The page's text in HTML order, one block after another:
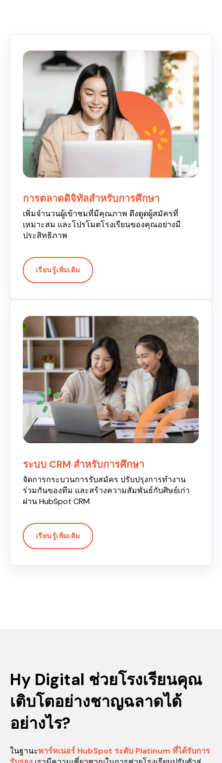
การตลาดดิจิทัลสำหรับการศึกษา
เพิ่มจำนวนผู้เข้าชมที่มีคุณภาพ ดึงดูดผู้สมัครที่
เหมาะสม และโปรโมตโรงเรียนของคุณอย่างมี
ประสิทธิภาพ
เรียนรู้เพิ่มเติม
ระบบ CRM สำหรับการศึกษา
จัดการกระบวนการรับสมัคร ปรับปรุงการทำงาน
ร่วมกันของทีม และสร้างความสัมพันธ์กับศิษย์เก่า
ผ่าน HubSpot CRM
เรียนรู้เพิ่มเติม
Hy Digital ช่วยโรงเรียนคุณ
เติบโตอย่างชาญฉลาดได้
อย่างไร?
ในฐานะพาร์ทเนอร์ HubSpot ระดับ Platinum ที่ได้รับการ